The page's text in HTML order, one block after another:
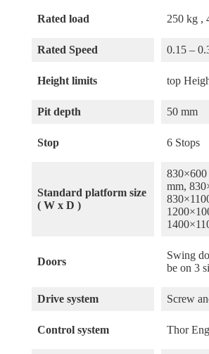
Rated load 250 kg ,
Rated Speed 0.15 –
Height limits top
Pit depth 50 mm
Stop 6 Stops
Standard platform size
( W x D )
mm,
Doors
Swing
be on 3
Drive system Screw
Control system Thor